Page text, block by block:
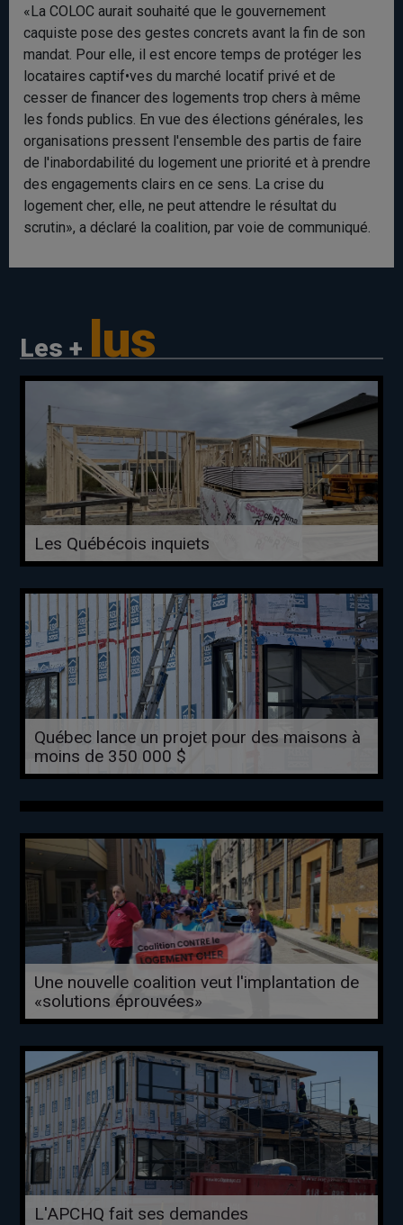
«La COLOC aurait souhaité que le gouvernement
caquiste pose des gestes concrets avant la fin de son
mandat. Pour elle, il est encore temps de protéger les
locataires captif•ves du marché locatif privé et de
cesser de financer des logements trop chers à même
les fonds publics. En vue des élections générales, les
organisations pressent l'ensemble des partis de faire
de l'inabordabilité du logement une priorité et à prendre
des engagements clairs en ce sens. La crise du
logement cher, elle, ne peut attendre le résultat du
scrutin», a déclaré la coalition, par voie de communiqué.
Les + lus
Les Québécois inquiets
Québec lance un projet pour des maisons à
moins de 350 000 $
Une nouvelle coalition veut l'implantation de
«solutions éprouvées»
L'APCHQ fait ses demandes